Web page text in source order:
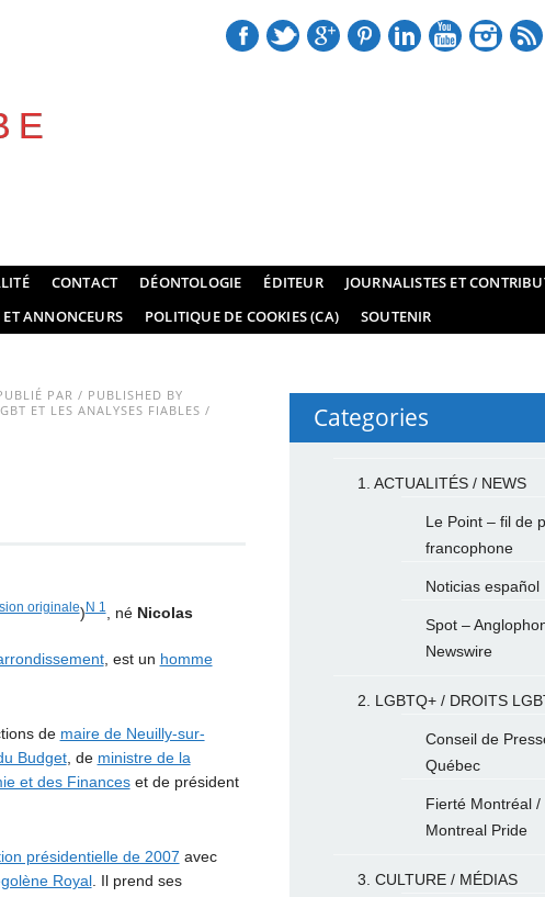
CONTACT DÉONTOLOGIE ÉDITEUR
JOURNALISTES ET
ET ANNONCEURS POLITIQUE DE COOKIES (CA) SOUTENIR
PAR / PUBLISHED BY
ET LES ANALYSES FIABLES /
)N 1 , né Nicolas
, est un homme
de maire de Neuilly-sur-
Budget, de ministre de la
et des Financeset de président
présidentielle de 2007 avec
Royal. Il prend ses
Categories
1. ACTUALITÉS / NEWS
Le Point – fil de
francophone
Noticias español
Spot –
Newswire
2. LGBTQ+ / DROITS
Conseil de
Québec
Fierté Montréal /
Montreal Pride
3. CULTURE / MÉDIAS